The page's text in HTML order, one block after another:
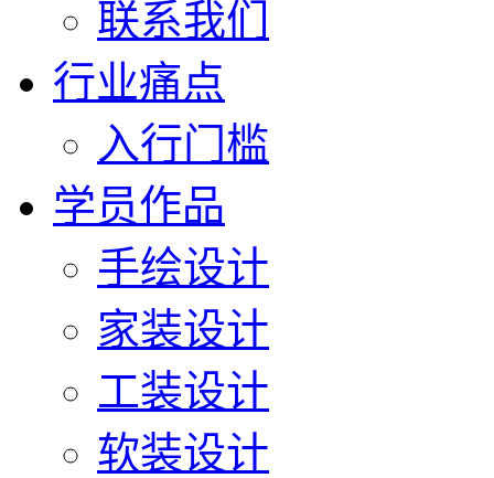
联系我们
行业痛点
入行门槛
学员作品
手绘设计
家装设计
工装设计
软装设计